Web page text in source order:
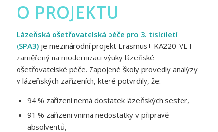
O PROJEKTU
Lázeňská ošetřovatelská péče pro 3. tisíciletí
(SPA3)je mezinárodní projekt Erasmus+ KA220-VET
zaměřený na modernizaci výuky lázeňské
ošetřovatelské péče. Zapojené školy provedly analýzy
v lázeňských zařízeních, které potvrdily, že:
94 % zařízení nemá dostatek lázeňských sester,
91 % zařízení vnímá nedostatky v přípravě
absolventů,